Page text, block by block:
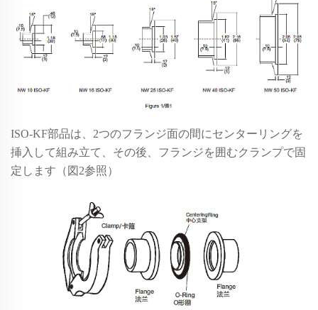
ISO-KF部品は、2つのフランジ面の間にセンターリングを
挿入して組み立て、その後、フランジを囲むクランプで固
定します（図2参照）